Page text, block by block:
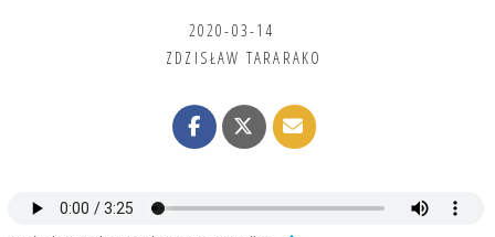
2020-03-14
ZDZISŁAW TARARAKO